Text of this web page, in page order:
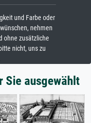
und Farbe oder
nehmen
ohne zusätzliche
nicht, uns zu
Sie ausgewählt